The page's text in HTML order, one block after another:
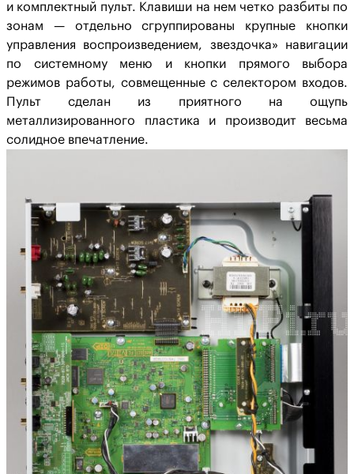
и комплектный пульт. Клавиши на нем четко разбиты по
зонам — отдельно сгруппированы крупные кнопки
управления воспроизведением, звездочка» навигации
по системному меню и кнопки прямого выбора
режимов работы, совмещенные с селектором входов.
Пульт сделан из приятного на ощупь
металлизированного пластика и производит весьма
солидное впечатление.